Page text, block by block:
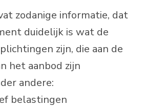
zodanige informatie, dat
duidelijk is wat de
zijn, die aan de
het aanbod zijn
andere:
belastingen